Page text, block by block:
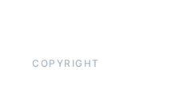
COPYRIGHT